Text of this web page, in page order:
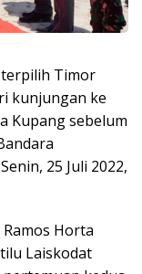
terpilih Timor
kunjungan ke
Kupang sebelum
25 Juli 2022,
Horta
Laiskodat